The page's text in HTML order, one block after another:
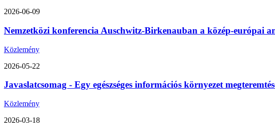
2026-06-09
Nemzetközi konferencia Auschwitz-Birkenauban a közép-európai
Közlemény
2026-05-22
Javaslatcsomag - Egy egészséges információs környezet
Közlemény
2026-03-18